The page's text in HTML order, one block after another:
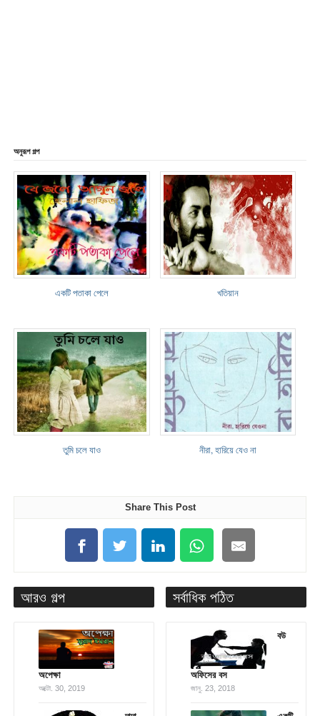
অনুরূপ গল্প
একটি পতাকা পেলে খতিয়ান
তুমি চলে যাও নীরা, হারিয়ে যেও না
Share This Post
আরও গল্প
অপেক্ষা
অক্টো. 30, 2019
সর্বাধিক পঠিত
বউ
অফিসের বস
জানু. 23, 2018